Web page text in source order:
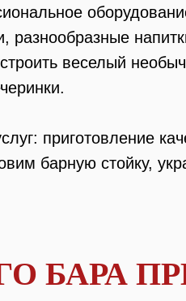
веселый
приготовление
барную стойку,
БАРА